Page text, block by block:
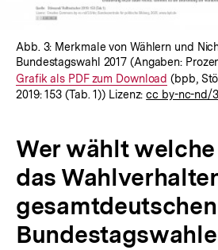
Abb. 3: Merkmale von Wählern und
Bundestagswahl 2017 (Angaben:
Interner
Link:
Grafik als PDF zum Download (bpb,
2019: 153 (Tab. 1)) Lizenz:cc by-nc-nd/
Wer wählt welche
das
gesamtdeutschen